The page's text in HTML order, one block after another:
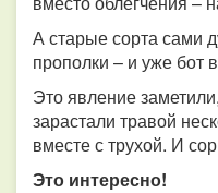
А старые сорта сами
прополки – и уже бот
Это явление
зарастали травой
вместе с трухой. И
Это интересно!